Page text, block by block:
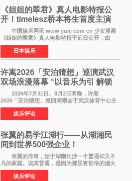
《姐姐的翠君》真人电影特报公
开！timelesz桥本将生首度主演
12月4日上映
中国娱乐网讯 www yule com cn 少女漫画
《姐姐的翠君》真人电影特报于近日公开，由
timelesz成员桥本将生担任主演，这也是他首次
担任电影主演，引发高度关注。 女高中生咲
苗翠（中岛瑠菜
日本娱乐
许嵩2026「安泊猜想」巡演武汉
双场浪漫落幕 “以音乐为引 解锁
江城记忆”
2026年7月31日、8月2日两晚，许嵩
2026「安泊猜想」巡回演唱会于武汉体育中心主
体育场盛大开唱。许嵩与数万歌迷在此相聚，从
浪漫惬意的舞台设计到充满诚意与惊喜的现场互
动，共同开启了一场关于
娱乐评论
张翼的易学江湖行——从湖湘民
间到世界500强企业！
张翼的传奇，始于湖南长沙一个普通却又不
凡的家庭。说其普通，是因为那里有世俗的烟火
气；说其不凡，是因为家中有一位洞悉天地玄机
的长者——他的爷爷。作为当地的风水师，爷爷
娱乐评论